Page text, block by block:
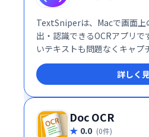
TextSniperは、Macで画面上
出・認識できるOCRアプリ
いテキストも問題なくキャプ
音声変換機能も搭載。複雑な
軽で便利な選択肢です。画面
て活用したい方におすすめで
詳しく
Doc OCR
0.0 (0件)